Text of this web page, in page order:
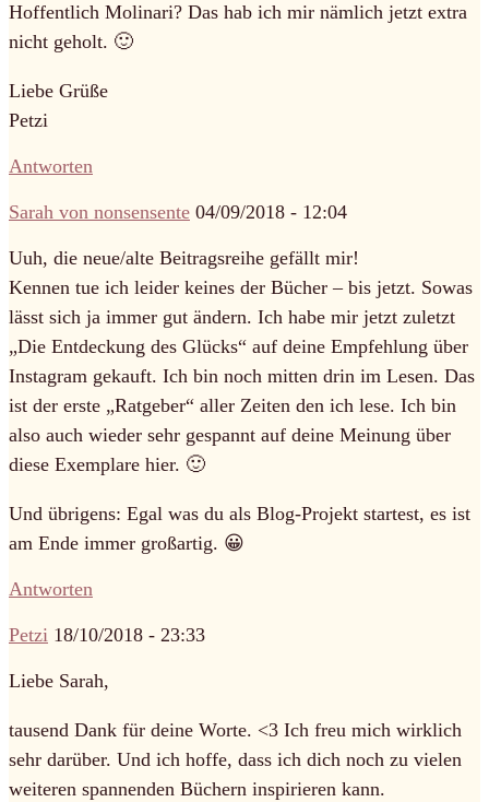
Hoffentlich Molinari? Das hab ich mir nämlich jetzt extra
nicht geholt. 🙂
Liebe Grüße
Petzi
Antworten
Sarah von nonsensente 04/09/2018 - 12:04
Uuh, die neue/alte Beitragsreihe gefällt mir!
Kennen tue ich leider keines der Bücher – bis jetzt. Sowas
lässt sich ja immer gut ändern. Ich habe mir jetzt zuletzt
„Die Entdeckung des Glücks“ auf deine Empfehlung über
Instagram gekauft. Ich bin noch mitten drin im Lesen. Das
ist der erste „Ratgeber“ aller Zeiten den ich lese. Ich bin
also auch wieder sehr gespannt auf deine Meinung über
diese Exemplare hier. 🙂
Und übrigens: Egal was du als Blog-Projekt startest, es ist
am Ende immer großartig. 😀
Antworten
Petzi 18/10/2018 - 23:33
Liebe Sarah,
tausend Dank für deine Worte. <3 Ich freu mich wirklich
sehr darüber. Und ich hoffe, dass ich dich noch zu vielen
weiteren spannenden Büchern inspirieren kann.